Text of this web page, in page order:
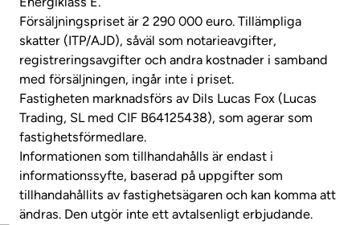
Försäljningspriset är 2 290 000 euro. Tillämpliga
skatter (ITP/AJD), såväl som notarieavgifter,
registreringsavgifter och andra kostnader i samband
med försäljningen, ingår inte i priset.
Fastigheten marknadsförs av Dils Lucas Fox (Lucas
Trading, SL med CIF B64125438), som agerar som
fastighetsförmedlare.
Informationen som tillhandahålls är endast i
informationssyfte, baserad på uppgifter som
tillhandahållits av fastighetsägaren och kan komma att
ändras. Den utgör inte ett avtalsenligt erbjudande.